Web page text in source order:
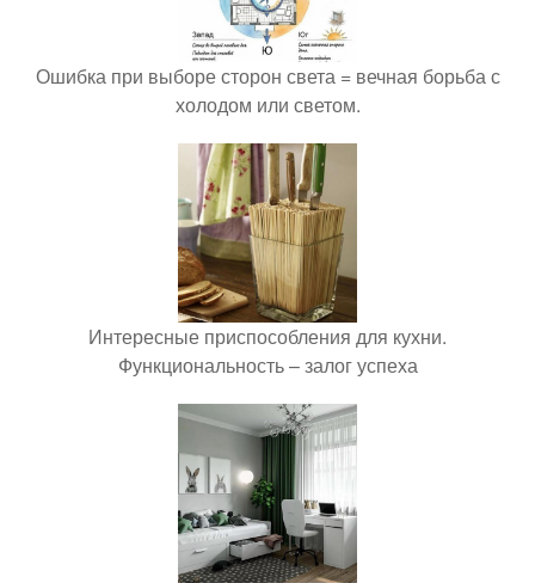
Ошибка при выборе сторон света = вечная борьба с
холодом или светом.
Интересные приспособления для кухни.
Функциональность – залог успеха